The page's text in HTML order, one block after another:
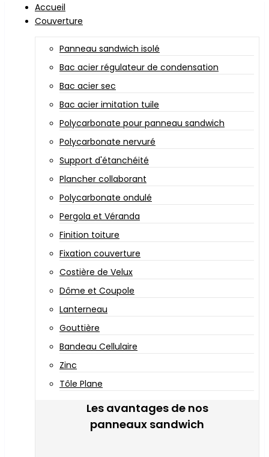
Accueil
Couverture
Panneau sandwich isolé
Bac acier régulateur de condensation
Bac acier sec
Bac acier imitation tuile
Polycarbonate pour panneau sandwich
Polycarbonate nervuré
Support d'étanchéité
Plancher collaborant
Polycarbonate ondulé
Pergola et Véranda
Finition toiture
Fixation couverture
Costière de Velux
Dôme et Coupole
Lanterneau
Gouttière
Bandeau Cellulaire
Zinc
Tôle Plane
Les avantages de nos
panneaux sandwich